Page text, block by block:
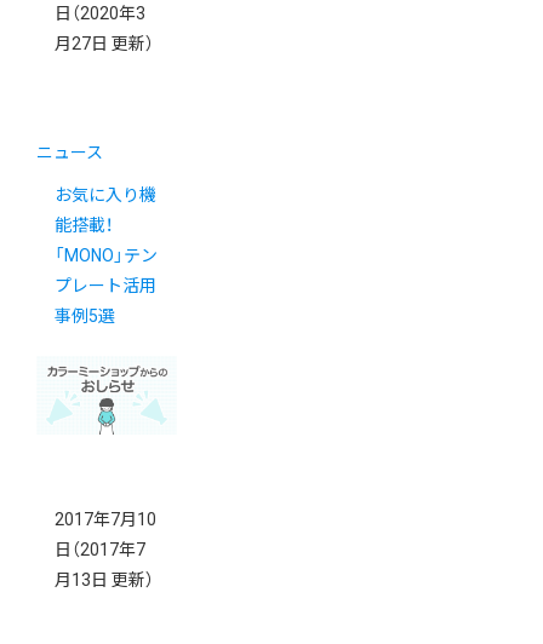
日 （2020年3
月27日 更新）
ニュース
お気に入り機
能搭載！
「MONO」テン
プレート活用
事例5選
2017年7月10
日 （2017年7
月13日 更新）